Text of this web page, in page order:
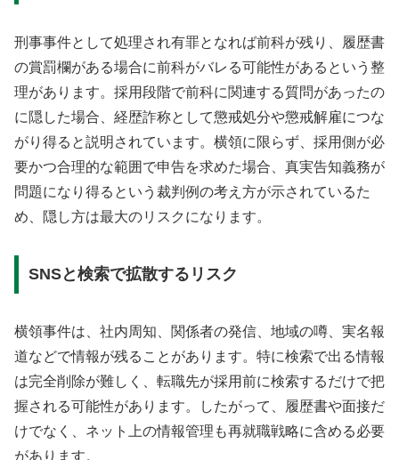
刑事事件として処理され有罪となれば前科が残り、履歴書
の賞罰欄がある場合に前科がバレる可能性があるという整
理があります。採用段階で前科に関連する質問があったの
に隠した場合、経歴詐称として懲戒処分や懲戒解雇につな
がり得ると説明されています。横領に限らず、採用側が必
要かつ合理的な範囲で申告を求めた場合、真実告知義務が
問題になり得るという裁判例の考え方が示されているた
め、隠し方は最大のリスクになります。
SNSと検索で拡散するリスク
横領事件は、社内周知、関係者の発信、地域の噂、実名報
道などで情報が残ることがあります。特に検索で出る情報
は完全削除が難しく、転職先が採用前に検索するだけで把
握される可能性があります。したがって、履歴書や面接だ
けでなく、ネット上の情報管理も再就職戦略に含める必要
があります。